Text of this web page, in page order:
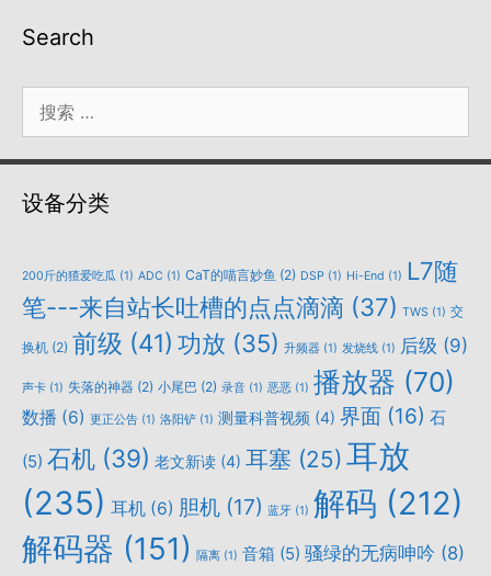
Search
索：
设备分类
200斤的猹爱吃瓜 (1) ADC (1) CaT的喵言妙鱼 (2) DSP (1) Hi-End (1) L7随
笔---来自站长吐槽的点点滴滴 (37) TWS (1) 交
换机 (2) 前级 (41) 功放 (35) 升频器 (1) 发烧线 (1) 后级 (9)
声卡 (1) 失落的神器 (2) 小尾巴 (2) 录音 (1) 恶恶 (1) 播放器 (70)
数播 (6) 更正公告 (1) 洛阳铲 (1) 测量科普视频 (4) 界面 (16) 石
(5) 石机 (39) 老文新读 (4) 耳塞 (25) 耳放
(235) 耳机 (6) 胆机 (17) 蓝牙 (1) 解码 (212)
解码器 (151) 隔离 (1) 音箱 (5) 骚绿的无病呻吟 (8)